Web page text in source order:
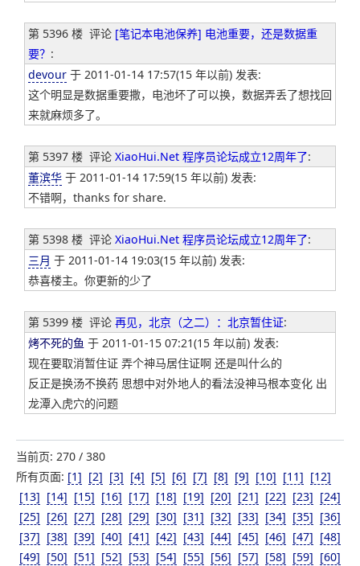
第 5396 楼 评论 [笔记本电池保养] 电池重要，还是数据重
要？ :
devour 于 2011-01-14 17:57(15 年以前) 发表:
这个明显是数据重要撒，电池坏了可以换，数据弄丢了想找回
来就麻烦多了。
第 5397 楼 评论 XiaoHui.Net 程序员论坛成立12周年了:
董滨华 于 2011-01-14 17:59(15 年以前) 发表:
不错啊，thanks for share.
第 5398 楼 评论 XiaoHui.Net 程序员论坛成立12周年了:
三月 于 2011-01-14 19:03(15 年以前) 发表:
恭喜楼主。你更新的少了
第 5399 楼 评论 再见，北京（之二）：北京暂住证:
烤不死的鱼 于 2011-01-15 07:21(15 年以前) 发表:
现在要取消暂住证 弄个神马居住证啊 还是叫什么的
反正是换汤不换药 思想中对外地人的看法没神马根本变化 出
龙潭入虎穴的问题
当前页: 270 / 380
所有页面: [1] [2] [3] [4] [5] [6] [7] [8] [9] [10] [11] [12]
[13] [14] [15] [16] [17] [18] [19] [20] [21] [22] [23] [24]
[25] [26] [27] [28] [29] [30] [31] [32] [33] [34] [35] [36]
[37] [38] [39] [40] [41] [42] [43] [44] [45] [46] [47] [48]
[49] [50] [51] [52] [53] [54] [55] [56] [57] [58] [59] [60]